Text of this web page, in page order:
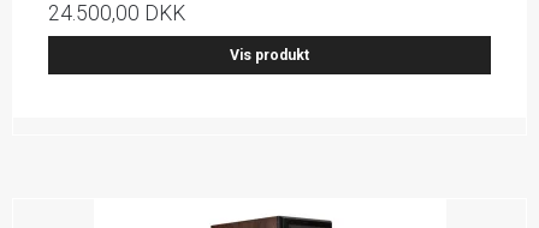
24.500,00 DKK
Vis produkt